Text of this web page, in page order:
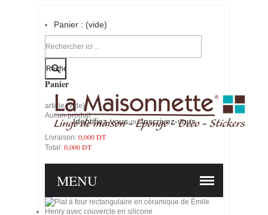
Identifiez-vous-ou-Inscrivez-vous
Panier : (vide)
Votre compte
Panier
article (vide)
Aucun produit
Livraison: 0,000 DT
Total: 0,000 DT
MENU